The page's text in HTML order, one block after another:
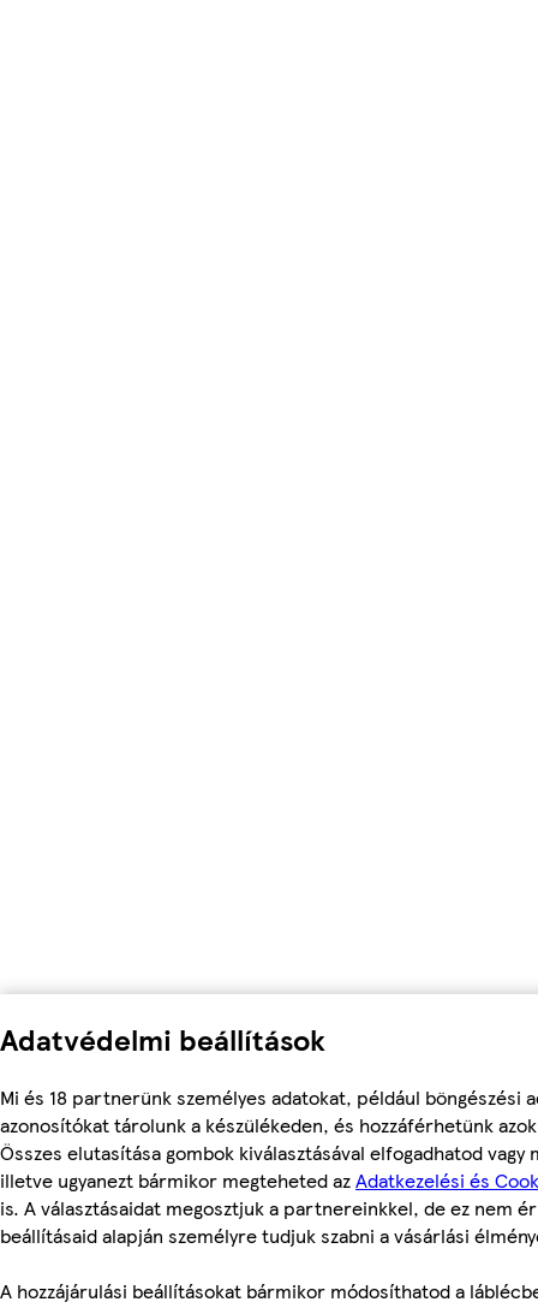
Adatvédelmi beállítások
Mi és 18 partnerünk személyes adatokat, például böngészési
azonosítókat tárolunk a készülékeden, és hozzáférhetünk
Összes elutasítása gombok kiválasztásával elfogadhatod
illetve ugyanezt bármikor megteheted azAdatkezelési és
is. A választásaidat megosztjuk a partnereinkkel, de ez nem
beállításaid alapján személyre tudjuk szabni a vásárlási
A hozzájárulási beállításokat bármikor módosíthatod a